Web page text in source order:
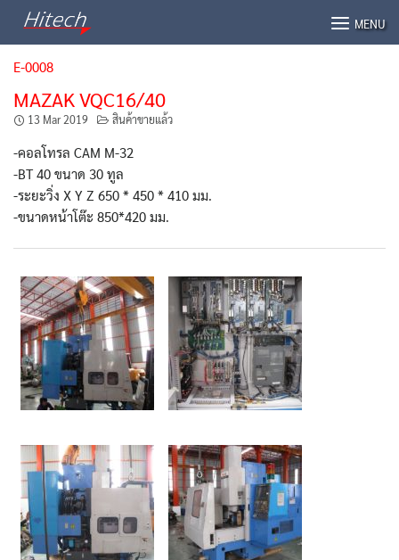
MENU
E-0008
MAZAK VQC16/40
13 Mar 2019 สินค้าขายแล้ว
-คอลโทรล CAM M-32
-BT 40 ขนาด 30 ทูล
-ระยะวิ่ง X Y Z 650 * 450 * 410 มม.
-ขนาดหน้าโต๊ะ 850*420 มม.